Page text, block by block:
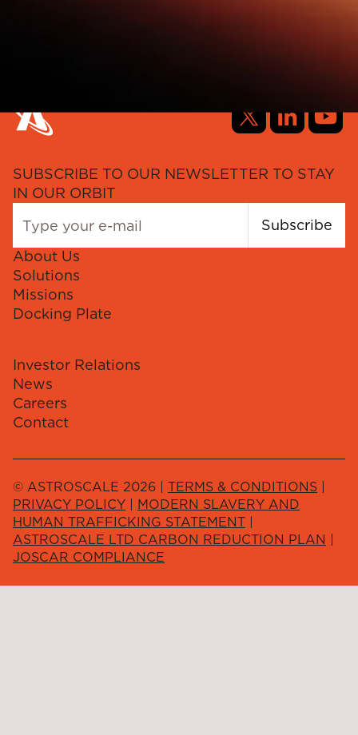
SUBSCRIBE TO OUR NEWSLETTER TO STAY
IN OUR ORBIT
Subscribe
About Us
Solutions
Missions
Docking Plate
Investor Relations
News
Careers
Contact
© ASTROSCALE 2026 | TERMS & CONDITIONS |
PRIVACY POLICY | MODERN SLAVERY AND
HUMAN TRAFFICKING STATEMENT |
ASTROSCALE LTD CARBON REDUCTION PLAN |
JOSCAR COMPLIANCE